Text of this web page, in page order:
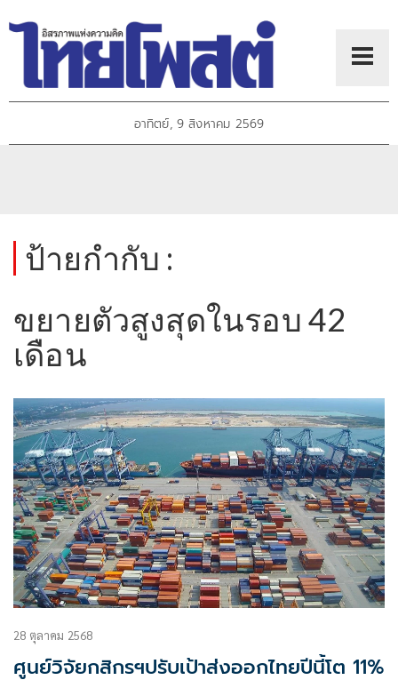
อาทิตย์, 9 สิงหาคม 2569
ป้ายกำกับ :
ขยายตัวสูงสุดในรอบ 42
เดือน
28 ตุลาคม 2568
ศูนย์วิจัยกสิกรฯปรับเป้าส่งออกไทยปีนี้โต 11%